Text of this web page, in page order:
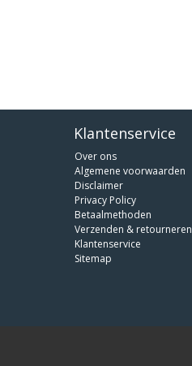
Klantenservice
Over ons
Algemene voorwaarden
Disclaimer
Privacy Policy
Betaalmethoden
Verzenden & retourneren
Klantenservice
Sitemap